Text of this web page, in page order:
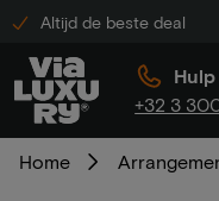
Altijd de beste deal
+32 3
Home